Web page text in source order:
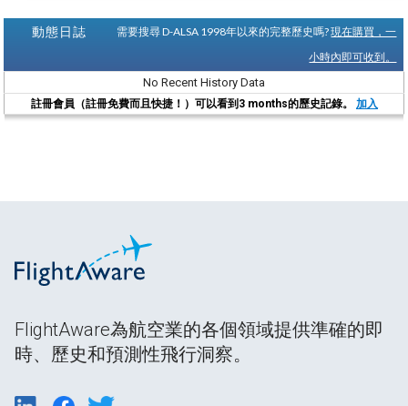
動態日誌 需要搜尋 D-ALSA 1998年以來的完整歷史嗎?現在購買，一
小時內即可收到。
No Recent History Data
註冊會員（註冊免費而且快捷！）可以看到3 months的歷史記錄。 加入
FlightAware為航空業的各個領域提供準確的即
時、歷史和預測性飛行洞察。